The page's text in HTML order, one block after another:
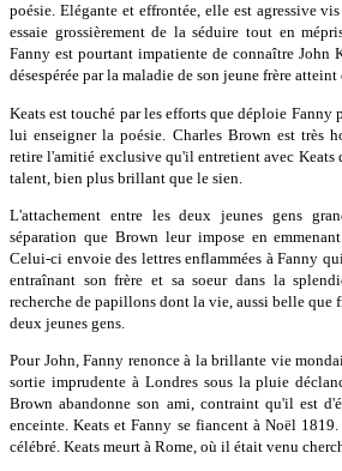
poésie. Elégante et effrontée, elle est agressive
essaie grossièrement de la séduire tout en
Fanny est pourtant impatiente de connaître John
désespérée par la maladie de son jeune frère
Keats est touché par les efforts que déploie Fanny
lui enseigner la poésie. Charles Brown est très
retire l'amitié exclusive qu'il entretient avec Keats
talent, bien plus brillant que le sien.
L'attachement entre les deux jeunes gens
séparation que Brown leur impose en
Celui-ci envoie des lettres enflammées à Fanny
entraînant son frère et sa soeur dans la
recherche de papillons dont la vie, aussi belle que
deux jeunes gens.
Pour John, Fanny renonce à la brillante vie
sortie imprudente à Londres sous la pluie
Brown abandonne son ami, contraint qu'il est
enceinte. Keats et Fanny se fiancent à Noël
célébré. Keats meurt à Rome, où il était venu